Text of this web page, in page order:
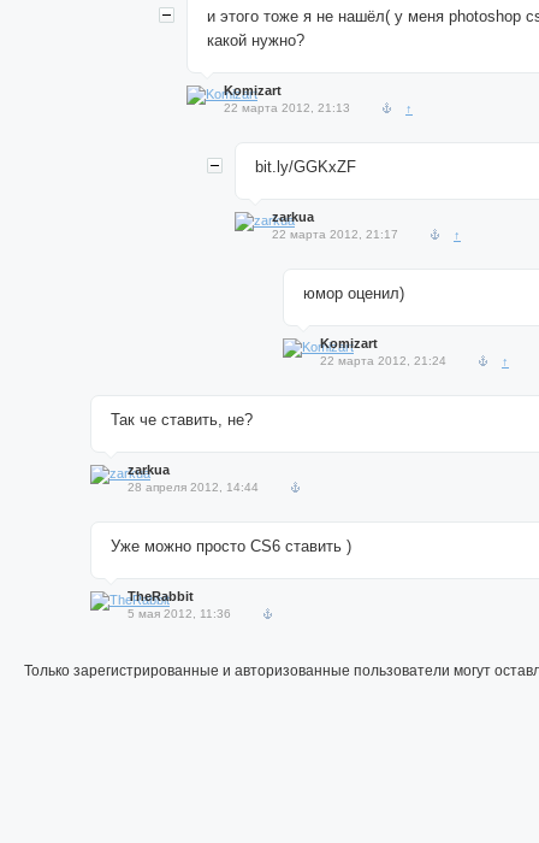
и этого тоже я не нашёл( у меня photoshop
какой нужно?
Komizart
22 марта 2012, 21:13 ↑
bit.ly/GGKxZF
zarkua
22 марта 2012, 21:17 ↑
юмор оценил)
Komizart
22 марта 2012, 21:24 ↑
Так че ставить, не?
zarkua
28 апреля 2012, 14:44
Уже можно просто CS6 ставить )
TheRabbit
5 мая 2012, 11:36
Только зарегистрированные и авторизованные пользователи могут